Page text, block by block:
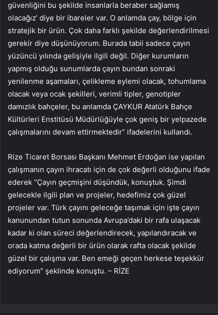
güvenliğini bu şekilde insanlarla beraber sağlamış
olacağız’ diye bir ibareler var. O anlamda çay, bölge için
stratejik bir ürün. Çok daha farklı şekilde değerlendirilmesi
gerekir diye düşünüyorum. Burada tabii sadece çayın
yüzüncü yılında gelişiyle ilgili değil. Diğer kurumların
yapmış olduğu sunumlarda çayın bundan sonraki
yenilenme aşamaları, çelikleme eylemi olacak, tohumlama
olacak veya ocak şekilleri, verimli tipler, genotipler
damızlık bahçeler, bu anlamda ÇAYKUR Atatürk Bahçe
Kültürleri Enstitüsü Müdürlüğüyle çok geniş bir yelpazede
çalışmalarını devam ettirmektedir” ifadelerini kullandı.
Rize Ticaret Borsası Başkanı Mehmet Erdoğan ise yapılan
çalışmanın çayın ihracatı için de çok değerli olduğunu ifade
ederek “Çayın geçmişini düşündük, konuştuk. Şimdi
gelecekle ilgili plan ve projeler, hedefimiz çok güzel
projeler var. Türk çayını geleceğe taşımak için işte çayın
kanunundan tutun sonunda Avrupa’daki bir rafa ulaşacak
kadar ki olan süreci değerlendirecek, yapılandıracak ve
orada katma değerli bir ürün olarak rafta olacak şekilde
güzel bir çalışma var. Ben emeği geçen herkese teşekkür
ediyorum” şeklinde konuştu. – RİZE